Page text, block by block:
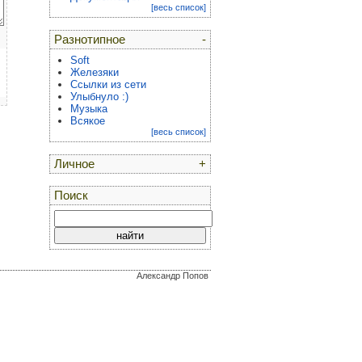
[весь список]
-
Разнотипное
Soft
Железяки
Ссылки из сети
Улыбнуло :)
Музыка
Всякое
[весь список]
+
Личное
Поиск
Александр Попов